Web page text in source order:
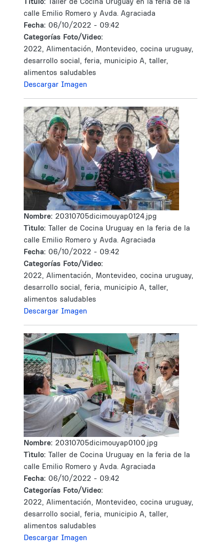
calle Emilio Romero y Avda. Agraciada
Fecha: 06/10/2022 - 09:42
Categorías Foto/Video:
2022, Alimentación, Montevideo, cocina uruguay,
desarrollo social, feria, municipio A, taller,
alimentos saludables
Descargar Imagen
Nombre: 20310705dicimouyap0124.jpg
Tìtulo: Taller de Cocina Uruguay en la feria de la
calle Emilio Romero y Avda. Agraciada
Fecha: 06/10/2022 - 09:42
Categorías Foto/Video:
2022, Alimentación, Montevideo, cocina uruguay,
desarrollo social, feria, municipio A, taller,
alimentos saludables
Descargar Imagen
Nombre: 20310705dicimouyap0100.jpg
Tìtulo: Taller de Cocina Uruguay en la feria de la
calle Emilio Romero y Avda. Agraciada
Fecha: 06/10/2022 - 09:42
Categorías Foto/Video:
2022, Alimentación, Montevideo, cocina uruguay,
desarrollo social, feria, municipio A, taller,
alimentos saludables
Descargar Imagen